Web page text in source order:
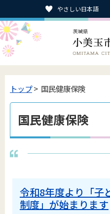
やさしい日本語
トップ> 国民健康保険
国民健康保険
令和8年度より「子
制度」が始まります